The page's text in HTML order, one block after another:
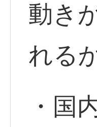
動き
れる
・国